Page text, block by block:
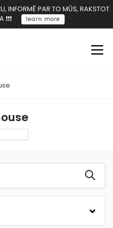
INFORMĒ PAR TO MŪS, RAKSTOT
learn more